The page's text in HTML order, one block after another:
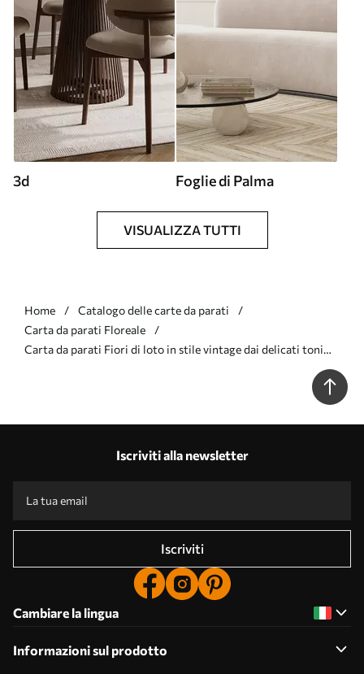
3d Foglie di Palma
VISUALIZZA TUTTI
Home
Catalogo delle carte da parati
Carta da parati Floreale
Carta da parati Fiori di loto in stile vintage dai delicati toni
Iscriviti alla newsletter
Iscriviti
Cambiare la lingua
Informazioni sul prodotto